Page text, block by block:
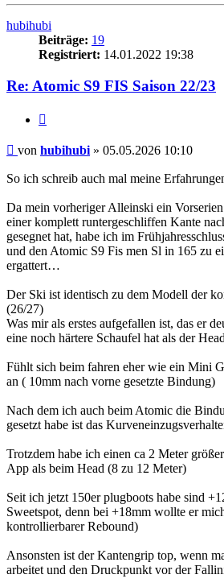
hubihubi
Beiträge: 19
Registriert: 14.01.2022 19:38
Re: Atomic S9 FIS Saison 22/23
Beitrag
von hubihubi » 05.05.2026 10:10
So ich schreib auch mal meine
Da mein vorheriger Alleinski ein
einer komplett runtergeschliffen Kante
gesegnet hat, habe ich im
und den Atomic S9 Fis men Sl in 165 zu
ergattert…
Der Ski ist identisch zu dem Modell der
(26/27)
Was mir als erstes aufgefallen ist, das er
eine noch härtere Schaufel hat als der
Fühlt sich beim fahren eher wie ein Mini
an ( 10mm nach vorne gesetzte Bindung)
Nach dem ich auch beim Atomic die
gesetzt habe ist das
Trotzdem habe ich einen ca 2 Meter
App als beim Head (8 zu 12 Meter)
Seit ich jetzt 150er plugboots habe sind
Sweetspot, denn bei +18mm wollte er
kontrollierbarer Rebound)
Ansonsten ist der Kantengrip top, wenn
arbeitet und den Druckpunkt vor der